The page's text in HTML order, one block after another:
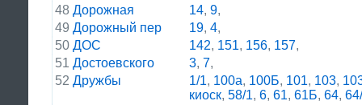
48 Дорожная 14, 9,
49 Дорожный пер 19, 4,
50 ДОС 142, 151, 156, 157,
51 Достоевского 3, 7,
52 Дружбы 1/1, 100а, 100Б, 101, 103,
киоск, 58/1, 6, 61, 61Б, 64,